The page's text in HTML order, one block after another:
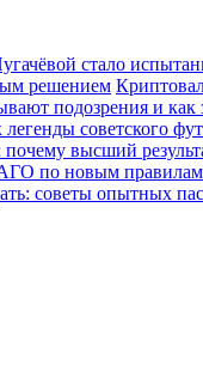
стало
решением
подозрения и как
советского
высший
по новым правилам:
советы опытных